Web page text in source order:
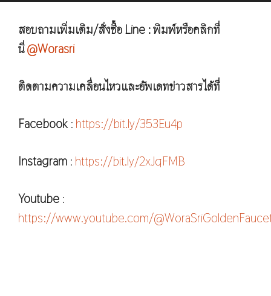
สอบถามเพิ่มเติม/สั่งซื้อ Line : พิมพ์หรือคลิกที่
นี่@Worasri
ติดตามความเคลื่อนไหวและอัพเดทข่าวสารได้ที่
Facebook : https://bit.ly/353Eu4p
Instagram : https://bit.ly/2xJqFMB
Youtube :
https://www.youtube.com/